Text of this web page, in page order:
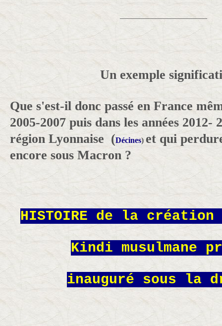
Un exemple
Que s'est-il donc passé en France
2005-2007 puis dans les années 2012-
région Lyonnaise (Décines) et qui
encore sous Macron ?
HISTOIRE de la
Kindi musulmane
inauguré sous la